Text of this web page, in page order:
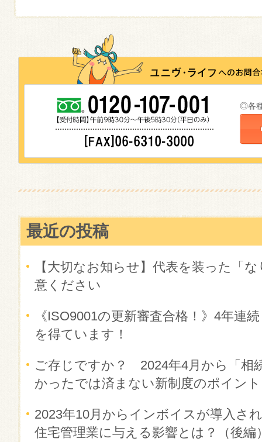
◎各
最近の投稿
【大切なお知らせ】代表を装った「
意ください
《ISO9001の更新審査合格！》4年連
を得ています！
ご存じですか？ 2024年4月から「相
かったでは済まない新制度のポイント
2023年10月からインボイスが導入さ
住宅管理業に与える影響とは？（後編